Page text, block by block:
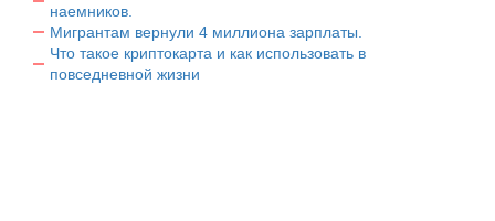
наемников.
Мигрантам вернули 4 миллиона зарплаты.
Что такое криптокарта и как использовать в
повседневной жизни